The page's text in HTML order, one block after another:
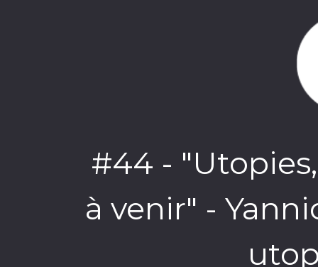
collective -
intérieure
pouvoir
#44 -
à venir" -